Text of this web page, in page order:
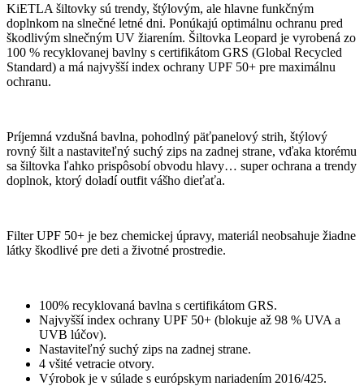
KiETLA šiltovky sú trendy, štýlovým, ale hlavne funkčným
doplnkom na slnečné letné dni. Ponúkajú optimálnu ochranu pred
škodlivým slnečným UV žiarením. Šiltovka Leopard je vyrobená zo
100 % recyklovanej bavlny s certifikátom GRS (Global Recycled
Standard) a má najvyšší index ochrany UPF 50+ pre maximálnu
ochranu.
Príjemná vzdušná bavlna, pohodlný päťpanelový strih, štýlový
rovný šilt a nastaviteľný suchý zips na zadnej strane, vďaka ktorému
sa šiltovka ľahko prispôsobí obvodu hlavy… super ochrana a trendy
doplnok, ktorý doladí outfit vášho dieťaťa.
Filter UPF 50+ je bez chemickej úpravy, materiál neobsahuje žiadne
látky škodlivé pre deti a životné prostredie.
100% recyklovaná bavlna s certifikátom GRS.
Najvyšší index ochrany UPF 50+ (blokuje až 98 % UVA a
UVB lúčov).
Nastaviteľný suchý zips na zadnej strane.
4 všité vetracie otvory.
Výrobok je v súlade s európskym nariadením 2016/425.